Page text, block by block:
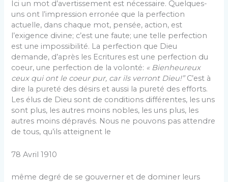
Ici un mot d’avertissement est nécessaire. Quelques-
uns ont l’impression erronée que la perfection
actuelle, dans chaque mot, pensée, action, est
l’exigence divine; c’est une faute; une telle perfection
est une impossibilité. La perfection que Dieu
demande, d’après les Ecritures est une perfection du
coeur, une perfection de la volonté: « Bienheureux
ceux qui ont le coeur pur, car ils verront Dieu!”C’est à
dire la pureté des désirs et aussi la pureté des efforts.
Les élus de Dieu sont de conditions différentes, les uns
sont plus, les autres moins nobles, les uns plus, les
autres moins dépravés. Nous ne pouvons pas attendre
de tous, qu’ils atteignent le
78 Avril 1910
même degré de se gouverner et de dominer leurs